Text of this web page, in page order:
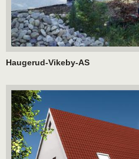
Haugerud-Vikeby-AS